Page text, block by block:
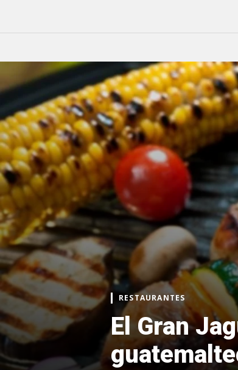
RESTAURANTES
El Gran